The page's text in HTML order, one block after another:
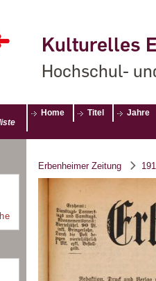
Kulturelles
Hochschul-
Home Titel Jahre
Erbenheimer Zeitung